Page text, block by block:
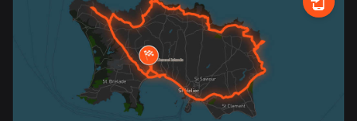
4912 rutter
Belize
17 rutter
Bhutan